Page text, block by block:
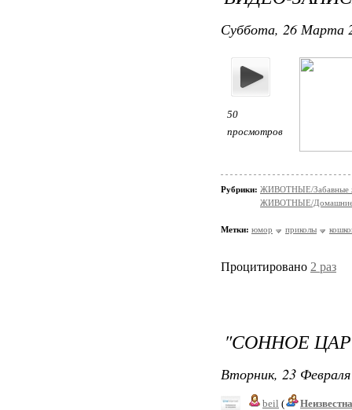
Суббота, 26 Марта
50
просмотров
Рубрики: ЖИВОТНЫЕ/Забавные
ЖИВОТНЫЕ/Домашние
Метки: юмор приколы
Процитировано 2 раз
"СОННОЕ
Вторник, 23
beil (